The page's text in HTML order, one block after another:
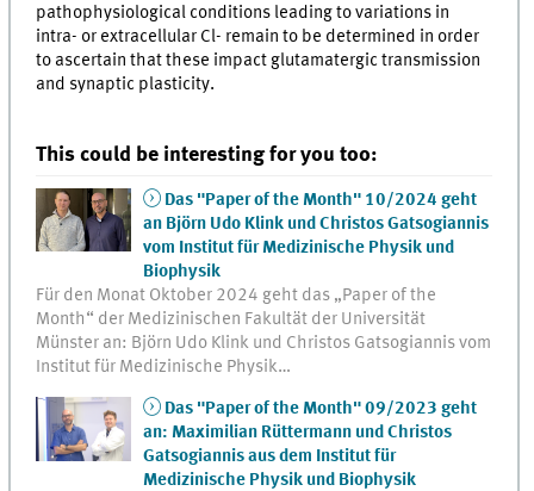
pathophysiological conditions leading to variations in
intra- or extracellular Cl- remain to be determined in order
to ascertain that these impact glutamatergic transmission
and synaptic plasticity.
This could be interesting for you too:
Das "Paper of the Month" 10/2024 geht
an Björn Udo Klink und Christos Gatsogiannis
vom Institut für Medizinische Physik und
Biophysik
Für den Monat Oktober 2024 geht das „Paper of the
Month“ der Medizinischen Fakultät der Universität
Münster an: Björn Udo Klink und Christos Gatsogiannis vom
Institut für Medizinische Physik…
Das "Paper of the Month" 09/2023 geht
an: Maximilian Rüttermann und Christos
Gatsogiannis aus dem Institut für
Medizinische Physik und Biophysik